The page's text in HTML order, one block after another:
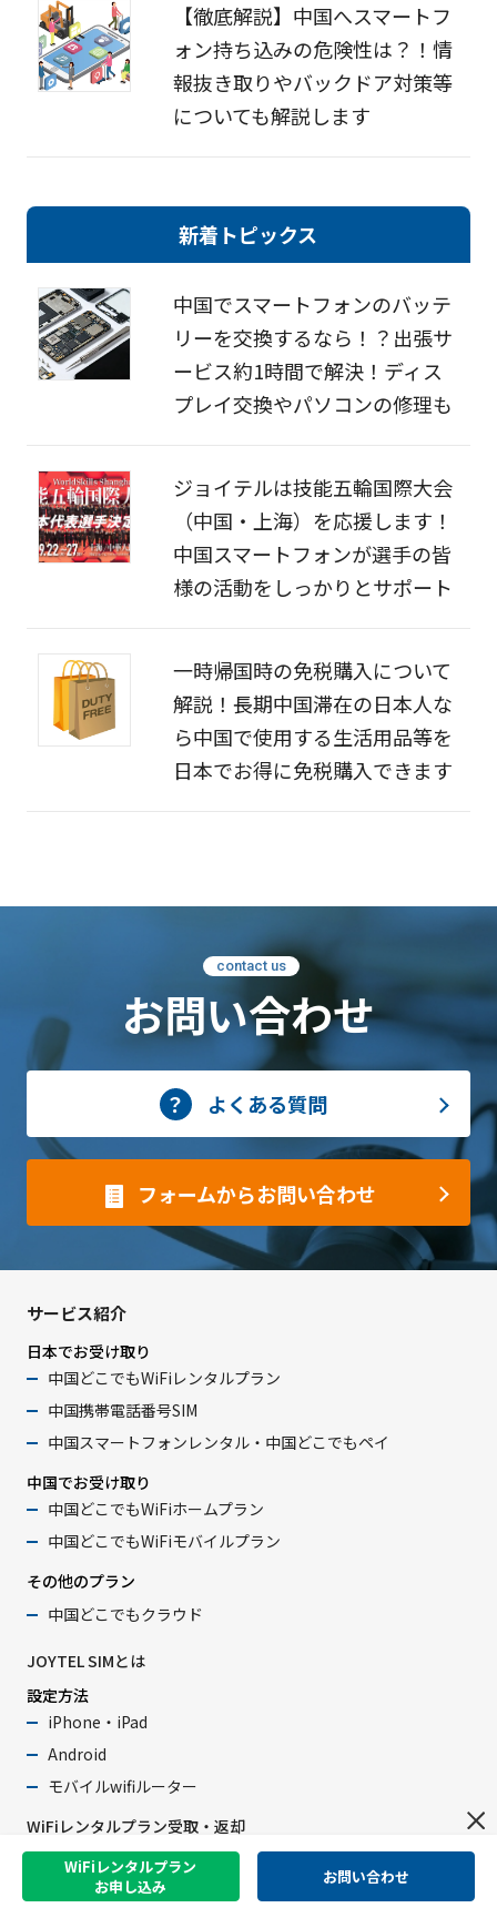
【徹底解説】中国へスマートフ
ォン持ち込みの危険性は？！情
報抜き取りやバックドア対策等
についても解説します
新着トピックス
中国でスマートフォンのバッテ
リーを交換するなら！？出張サ
ービス約1時間で解決！ディス
プレイ交換やパソコンの修理も
ジョイテルは技能五輪国際大会
（中国・上海）を応援します！
中国スマートフォンが選手の皆
様の活動をしっかりとサポート
一時帰国時の免税購入について
解説！長期中国滞在の日本人な
ら中国で使用する生活用品等を
日本でお得に免税購入できます
contact us
お問い合わせ
よくある質問
フォームからお問い合わせ
サービス紹介
日本でお受け取り
中国どこでもWiFiレンタルプラン
中国携帯電話番号SIM
中国スマートフォンレンタル・中国どこでもペイ
中国でお受け取り
中国どこでもWiFiホームプラン
中国どこでもWiFiモバイルプラン
その他のプラン
中国どこでもクラウド
JOYTEL SIMとは
設定方法
iPhone・iPad
Android
モバイルwifiルーター
WiFiレンタルプラン受取・返却
プラン/商品
WiFiレンタルプラン
お申し込み
お問い合わせ